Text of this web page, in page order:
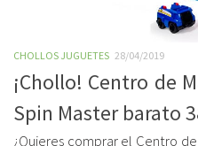
CHOLLOS JUGUETES 28/04/2019
¡Chollo! Centro de
Spin Master barato
¿Quieres comprar el Centro